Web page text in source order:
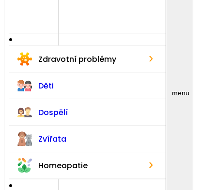
Zdravotní problémy ›
Děti
Dospělí
Zvířata
Homeopatie ›